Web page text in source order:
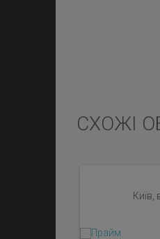
СХОЖІ
Київ,